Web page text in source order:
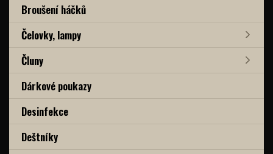
Broušení háčků
Čelovky, lampy
Čluny
Dárkové poukazy
Desinfekce
Deštníky